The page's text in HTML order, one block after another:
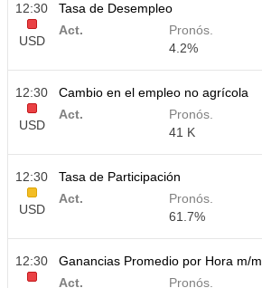
12:30
USD
Tasa de Desempleo
Act.
Pronós.
4.2%
12:30
USD
Cambio en el empleo no agrícola
Act.
Pronós.
41 K
12:30
USD
Tasa de Participación
Act.
Pronós.
61.7%
12:30
Ganancias Promedio por Hora m/m
Act.
Pronós.